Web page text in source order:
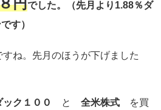
円でした。（先月より1.88％ダ
す）
ね。先月のほうが下げました
ック１００ と 全米株式 を買